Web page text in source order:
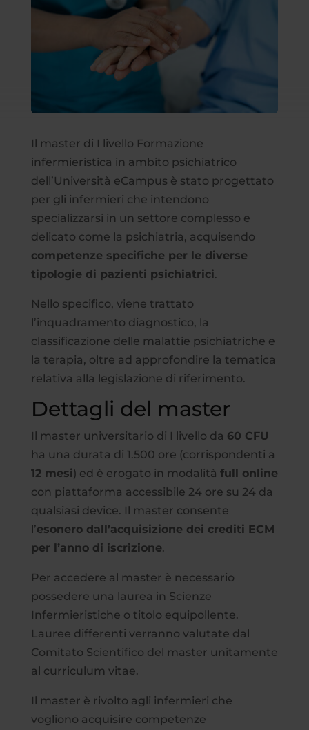
Il master di I livello Formazione
infermieristica in ambito psichiatrico
dell’Università eCampus è stato progettato
per gli infermieri che intendono
specializzarsi in un settore complesso e
delicato come la psichiatria, acquisendo
competenze specifiche per le diverse
tipologie di pazienti psichiatrici.
Nello specifico, viene trattato
l’inquadramento diagnostico, la
classificazione delle malattie psichiatriche e
la terapia, oltre ad approfondire la tematica
relativa alla legislazione di riferimento.
Dettagli del master
Il master universitario di I livello da 60 CFU
ha una durata di 1.500 ore (corrispondenti a
12 mesi) ed è erogato in modalità full online
con piattaforma accessibile 24 ore su 24 da
qualsiasi device. Il master consente
l’esonero dall’acquisizione dei crediti ECM
per l’anno di iscrizione.
Per accedere al master è necessario
possedere una laurea in Scienze
Infermieristiche o titolo equipollente.
Lauree differenti verranno valutate dal
Comitato Scientifico del master unitamente
al curriculum vitae.
Il master è rivolto agli infermieri che
vogliono acquisire competenze